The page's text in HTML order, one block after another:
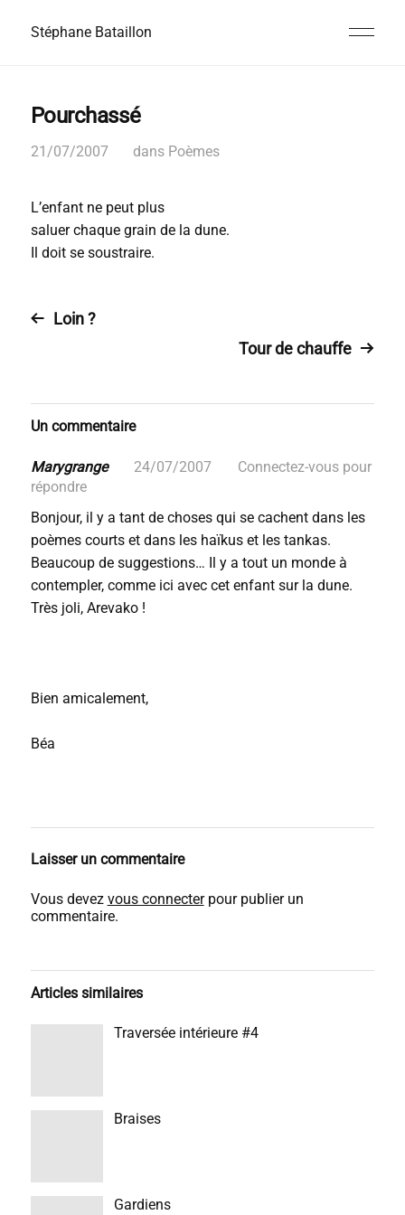
Stéphane Bataillon
Pourchassé
21/07/2007 dans Poèmes
L’enfant ne peut plus
saluer chaque grain dela dune.
Il doit se soustraire.
Loin ?
Tour de chauffe
Un commentaire
Marygrange 24/07/2007
Connectez-vous pour
répondre
Bonjour, il y a tant de choses qui se cachent dans les
poèmes courts et dans les haïkus et les tankas.
Beaucoup de suggestions… Il y a tout un monde à
contempler, comme ici avec cet enfant sur la dune.
Très joli, Arevako !
Bien amicalement,
Béa
Laisser un commentaire
Vous devez vous connecterpour publier un
commentaire.
Articles similaires
Traversée intérieure #4
Braises
Gardiens